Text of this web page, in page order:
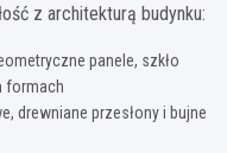
z architekturą budynku:
panele, szkło
formach
drewniane przesłony i bujne